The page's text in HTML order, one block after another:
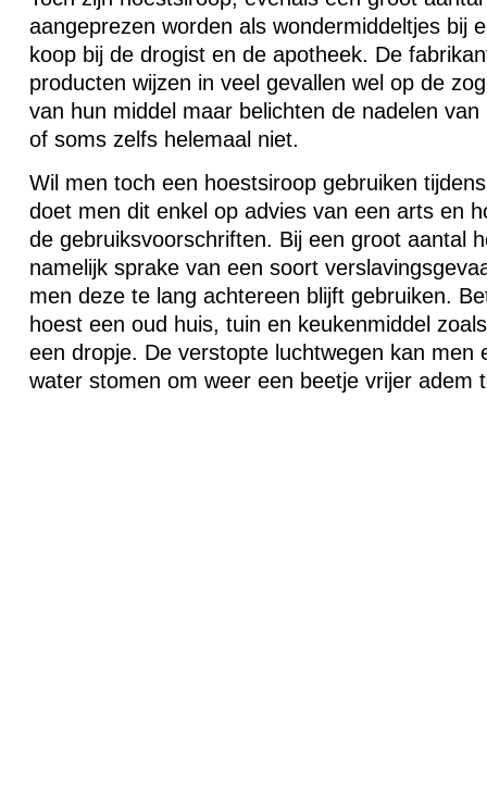
aangeprezen worden als wondermiddeltjes bij
koop bij de drogist en de apotheek. De
producten wijzen in veel gevallen wel op de
van hun middel maar belichten de nadelen
of soms zelfs helemaal niet.
Wil men toch een hoestsiroop gebruiken
doet men dit enkel op advies van een arts en
de gebruiksvoorschriften. Bij een groot aantal
namelijk sprake van een soort
men deze te lang achtereen blijft gebruiken.
hoest een oud huis, tuin en keukenmiddel
een dropje. De verstopte luchtwegen kan men
water stomen om weer een beetje vrijer adem